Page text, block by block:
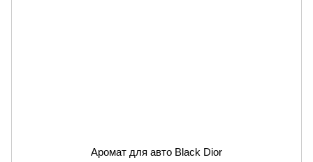
Аромат для авто Black Dior